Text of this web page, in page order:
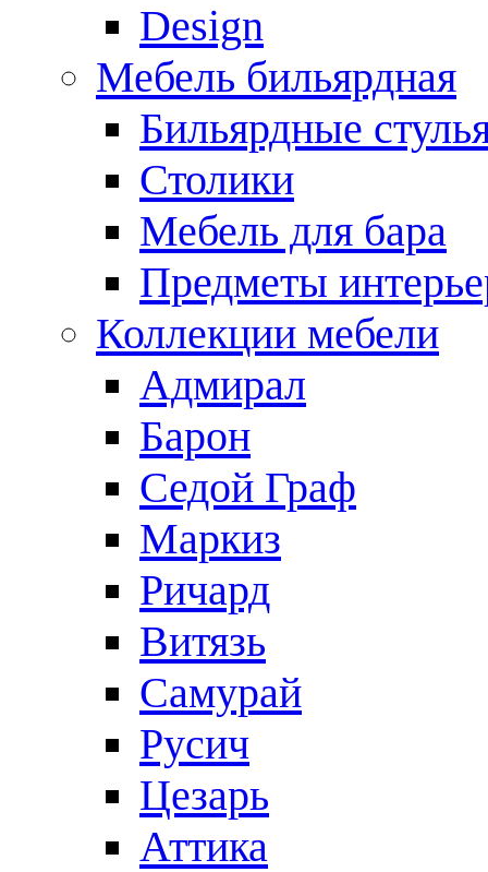
Design
Мебель бильярдная
Бильярдные
Столики
Мебель для бара
Предметы
Коллекции мебели
Адмирал
Барон
Седой Граф
Маркиз
Ричард
Витязь
Самурай
Русич
Цезарь
Аттика